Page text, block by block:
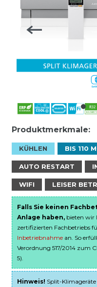
Produktmerkmale:
KÜHLEN BIS 110
AUTO RESTART
WIFI LEISER
Falls Sie keinen
Anlage haben, bieten wir
zertifizierten Fachbetriebs
Inbetriebnahme an. So
Verordnung 517/2014 zum
5).
Hinweis! Split-